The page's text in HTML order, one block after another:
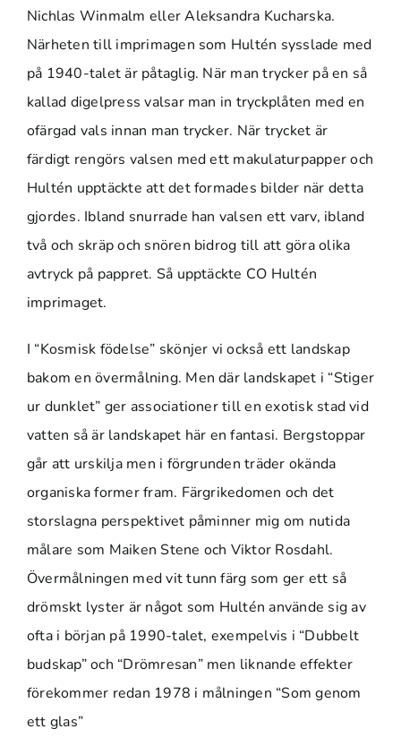
Nichlas Winmalm eller Aleksandra Kucharska.
Närheten till imprimagen som Hultén sysslade med
på 1940-talet är påtaglig. När man trycker på en så
kallad digelpress valsar man in tryckplåten med en
ofärgad vals innan man trycker. När trycket är
färdigt rengörs valsen med ett makulaturpapper och
Hultén upptäckte att det formades bilder när detta
gjordes. Ibland snurrade han valsen ett varv, ibland
två och skräp och snören bidrog till att göra olika
avtryck på pappret. Så upptäckte CO Hultén
imprimaget.
I “Kosmisk födelse” skönjer vi också ett landskap
bakom en övermålning. Men där landskapet i “Stiger
ur dunklet” ger associationer till en exotisk stad vid
vatten så är landskapet här en fantasi. Bergstoppar
går att urskilja men i förgrunden träder okända
organiska former fram. Färgrikedomen och det
storslagna perspektivet påminner mig om nutida
målare som Maiken Stene och Viktor Rosdahl.
Övermålningen med vit tunn färg som ger ett så
drömskt lyster är något som Hultén använde sig av
ofta i början på 1990-talet, exempelvis i “Dubbelt
budskap” och “Drömresan” men liknande effekter
förekommer redan 1978 i målningen “Som genom
ett glas”